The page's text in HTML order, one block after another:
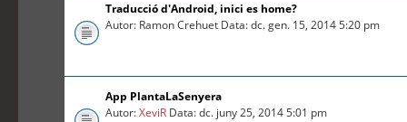
Traducció d'Android, inici es home?
Autor: Ramon Crehuet Data: dc. gen. 15, 2014 5:20 pm
App PlantaLaSenyera
Autor:XeviR Data: dc. juny 25, 2014 5:01 pm